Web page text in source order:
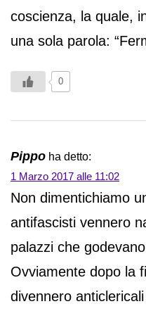
coscienza, la quale,
una sola parola:
0
Pippo ha detto:
1 Marzo 2017 alle 11:02
Non dimentichiamo
antifascisti vennero
palazzi che
Ovviamente dopo la
divennero